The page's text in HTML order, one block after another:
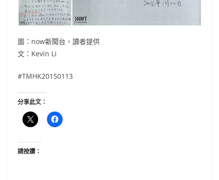
圖：now新聞台，讀者提供
文：Kevin Li
#TMHK20150113
分享此文：
請按讚：